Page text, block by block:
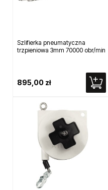
Szlifierka pneumatyczna
trzpieniowa 3mm 70000 obr/min
895,00 zł